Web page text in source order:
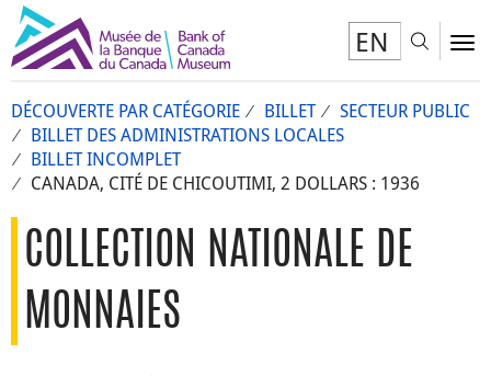
EN
DÉCOUVERTE PAR CATÉGORIE BILLET
SECTEUR PUBLIC
BILLET DES ADMINISTRATIONS LOCALES
BILLET INCOMPLET
CANADA, CITÉ DE CHICOUTIMI, 2 DOLLARS : 1936
COLLECTION NATIONALE DE
MONNAIES